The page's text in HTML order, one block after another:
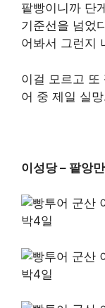
팥빵이니까 단
기준선을 넘었
어봐서 그런지
이걸 모르고
어 중 제일 실
이성당 – 팥앙